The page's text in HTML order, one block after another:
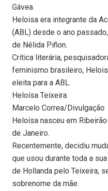
Gávea.
Heloisa era integrante da
(ABL) desde o ano
de Nélida Piñon.
Crítica literária,
feminismo brasileiro,
eleita para a ABL.
Heloísa Teixeira
Marcelo Correa/Divulgação
Heloísa nasceu em
de Janeiro.
Recentemente, decidiu
que usou durante toda a
de Hollanda pelo Teixeira,
sobrenome da mãe.